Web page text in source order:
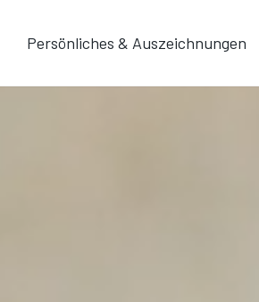
Persönliches & Auszeichnungen